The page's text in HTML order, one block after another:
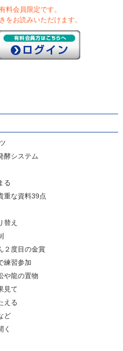
料会員限定です。
をお読みいただけます。
酵システム
る
重な資料39点
替え
２度目の金賞
練習参加
や龍の置物
見て
える
ど
く